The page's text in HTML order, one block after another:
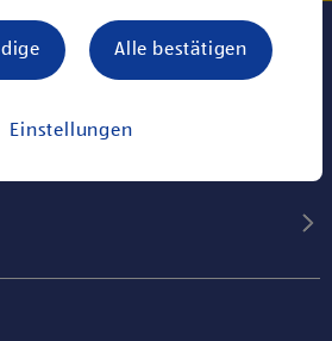
Einstellungen
Alle bestätigen